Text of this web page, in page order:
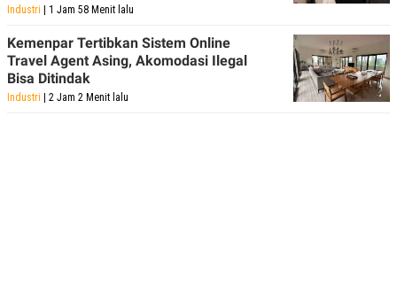
Industri | 1 Jam 58 Menit lalu
Kemenpar Tertibkan Sistem Online
Travel Agent Asing, Akomodasi Ilegal
Bisa Ditindak
Industri | 2 Jam 2 Menit lalu